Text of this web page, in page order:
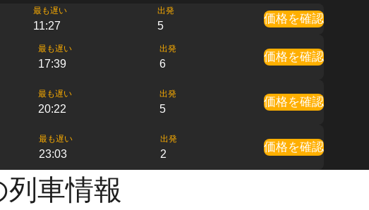
最も遅い
11:27
出発
5
価格を確認
最も遅い
17:39
出発
6
価格を確認
最も遅い
20:22
出発
5
価格を確認
最も遅い
23:03
出発
2
価格を確認
車情報